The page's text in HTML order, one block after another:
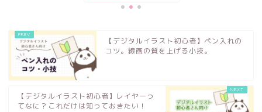
【デジタルイラスト初心者】ペン入れの
コツ。線画の質を上げる小技。
【デジタルイラスト初心者】レイヤーっ
てなに？これだけは知っておきたい！